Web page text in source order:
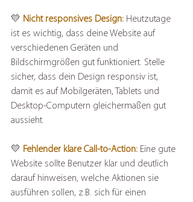
💛 Nicht responsives Design: Heutzutage
ist es wichtig, dass deine Website auf
verschiedenen Geräten und
Bildschirmgrößen gut funktioniert. Stelle
sicher, dass dein Design responsiv ist,
damit es auf Mobilgeräten, Tablets und
Desktop-Computern gleichermaßen gut
aussieht.
💛 Fehlender klare Call-to-Action: Eine gute
Website sollte Benutzer klar und deutlich
darauf hinweisen, welche Aktionen sie
ausführen sollen, z.B. sich für einen